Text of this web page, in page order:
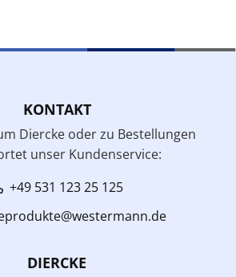
KONTAKT
Diercke oder zu Bestellungen
unser Kundenservice:
+49 531 123 25 125
DIERCKE